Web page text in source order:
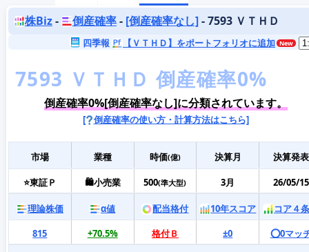
株Biz- 倒産確率- [倒産確率なし]- 7593 ＶＴＨＤ
四季報 【ＶＴＨＤ】をポートフォリオに追加
倒産確率0%[倒産確率なし]に分類されています。
[ 倒産確率の使い方・計算方法はこちら]
市場 業種 時価(億) 決算月 決算発表
⭐東証Ｐ 🛍️小売業 500(準大型) 3月 26/05/15
理論株価 α値 配当格付 10年スコア
コア４
815
+70.5% 格付Ｂ ±0 ⭕️0マッ